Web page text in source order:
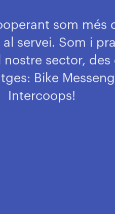
som més
servei. Som i
sector,
Bike
Intercoops!